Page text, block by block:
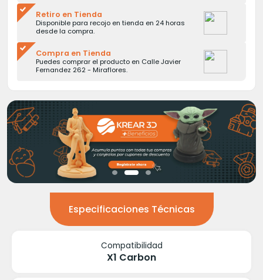
Retiro en Tienda
Disponible para recojo en tienda en 24 horas
desde la compra.
Compra en Tienda
Puedes comprar el producto en Calle Javier
Fernandez 262 - Miraflores.
Especificaciones Técnicas
Compatibilidad
X1 Carbon